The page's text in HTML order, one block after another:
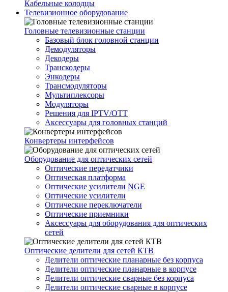
Кабельные колодцы
Телевизионное оборудование
Головные телевизионные станции
Базовый блок головной станции
Демодуляторы
Декодеры
Транскодеры
Энкодеры
Трансмодуляторы
Мультиплексоры
Модуляторы
Решения для IPTV/OTT
Аксессуары для головных станций
Конвертеры интерфейсов
Оборудование для оптических сетей
Оптические передатчики
Оптическая платформа
Оптические усилители NGE
Оптические усилители
Оптические переключатели
Оптические приемники
Аксессуары для оборудования для оптических
сетей
Оптические делители для сетей КТВ
Делители оптические планарные без корпуса
Делители оптические планарные в корпусе
Делители оптические сварные без корпуса
Делители оптические сварные в корпусе